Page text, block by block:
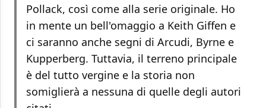
Pollack, così come alla serie originale. Ho
in mente un bell'omaggio a Keith Giffen e
ci saranno anche segni di Arcudi, Byrne e
Kupperberg. Tuttavia, il terreno principale
è del tutto vergine e la storia non
somiglierà a nessuna di quelle degli autori